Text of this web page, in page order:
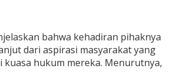
bahwa kehadiran pihaknya
dari aspirasi masyarakat yang
kuasa hukum mereka. Menurutnya,